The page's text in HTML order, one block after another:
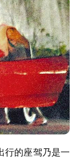
行的座驾乃是一